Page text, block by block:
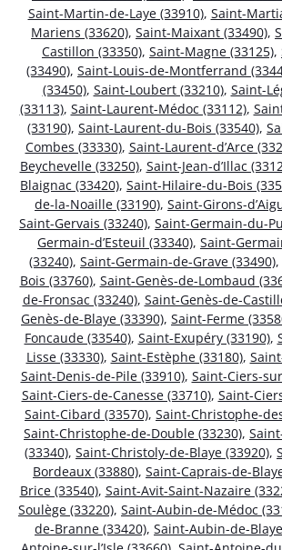
Saint-Martin-de-Laye (33910), Saint-
Mariens (33620), Saint-Maixant (33490),
Castillon (33350), Saint-Magne (33125),
(33490), Saint-Louis-de-Montferrand
(33450), Saint-Loubert (33210), Saint-
(33113), Saint-Laurent-Médoc (33112),
(33190), Saint-Laurent-du-Bois (33540),
Combes (33330), Saint-Laurent-d’Arce
Beychevelle (33250), Saint-Jean-d’Illac
Blaignac (33420), Saint-Hilaire-du-Bois
de-la-Noaille (33190), Saint-Girons-
Saint-Gervais (33240), Saint-Germain-du-
Germain-d’Esteuil (33340), Saint-
(33240), Saint-Germain-de-Grave (33490),
Bois (33760), Saint-Genès-de-Lombaud
de-Fronsac (33240), Saint-Genès-de-
Genès-de-Blaye (33390), Saint-Ferme
Foncaude (33540), Saint-Exupéry (33190),
Lisse (33330), Saint-Estèphe (33180),
Saint-Denis-de-Pile (33910), Saint-Ciers-
Saint-Ciers-de-Canesse (33710), Saint-
Saint-Cibard (33570), Saint-Christophe-
Saint-Christophe-de-Double (33230),
(33340), Saint-Christoly-de-Blaye (33920),
Bordeaux (33880), Saint-Caprais-de-
Brice (33540), Saint-Avit-Saint-Nazaire
Soulège (33220), Saint-Aubin-de-Médoc
de-Branne (33420), Saint-Aubin-de-